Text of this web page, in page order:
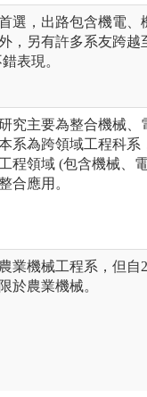
選，出路包含機電
，另有許多系友跨
表現。
究主要為整合機械
系為跨領域工程科
程領域 (包含機械、
合應用。
業機械工程系，但自
於農業機械。